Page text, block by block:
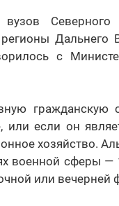
с
гражданскую
если он
хозяйство.
военной сферы
или вечерней